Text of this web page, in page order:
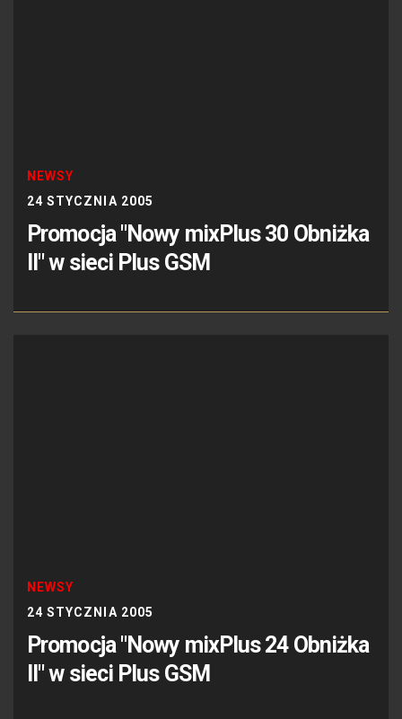
NEWSY
24 STYCZNIA 2005
Promocja "Nowy mixPlus 30 Obniżka
II" w sieci Plus GSM
NEWSY
24 STYCZNIA 2005
Promocja "Nowy mixPlus 24 Obniżka
II" w sieci Plus GSM